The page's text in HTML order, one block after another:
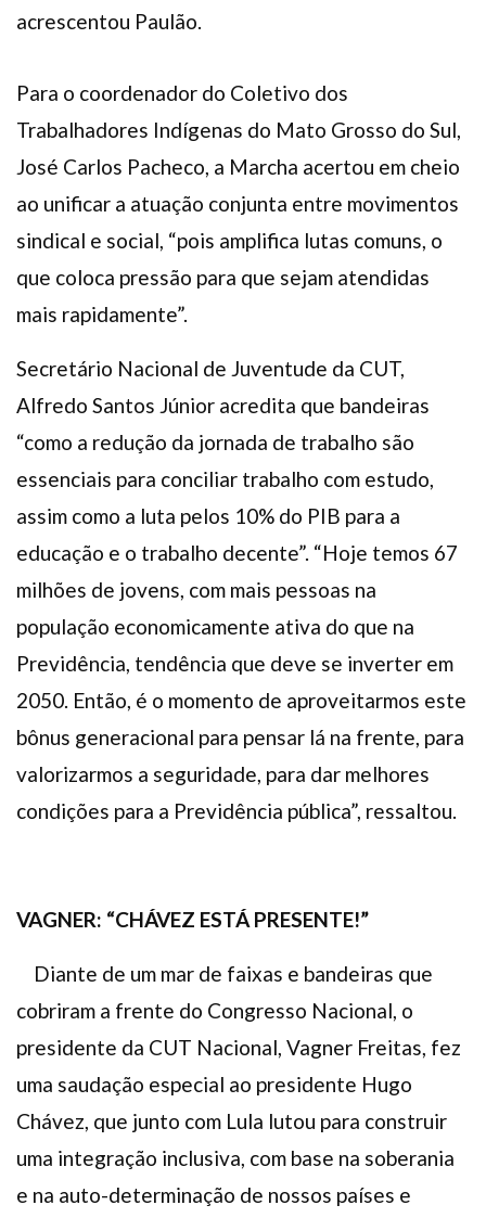
acrescentou Paulão.
Para o coordenador do Coletivo dos
Trabalhadores Indígenas do Mato Grosso do Sul,
José Carlos Pacheco, a Marcha acertou em cheio
ao unificar a atuação conjunta entre movimentos
sindical e social, “pois amplifica lutas comuns, o
que coloca pressão para que sejam atendidas
mais rapidamente”.
Secretário Nacional de Juventude da CUT,
Alfredo Santos Júnior acredita que bandeiras
“como a redução da jornada de trabalho são
essenciais para conciliar trabalho com estudo,
assim como a luta pelos 10% do PIB para a
educação e o trabalho decente”. “Hoje temos 67
milhões de jovens, com mais pessoas na
população economicamente ativa do que na
Previdência, tendência que deve se inverter em
2050. Então, é o momento de aproveitarmos este
bônus generacional para pensar lá na frente, para
valorizarmos a seguridade, para dar melhores
condições para a Previdência pública”, ressaltou.
VAGNER: “CHÁVEZ ESTÁ PRESENTE!”
Diante de um mar de faixas e bandeiras que
cobriram a frente do Congresso Nacional, o
presidente da CUT Nacional, Vagner Freitas, fez
uma saudação especial ao presidente Hugo
Chávez, que junto com Lula lutou para construir
uma integração inclusiva, com base na soberania
e na auto-determinação de nossos países e